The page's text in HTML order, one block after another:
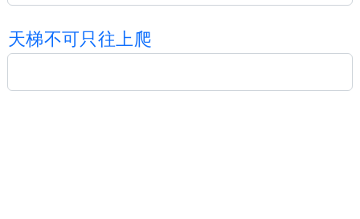
天梯不可只往上爬